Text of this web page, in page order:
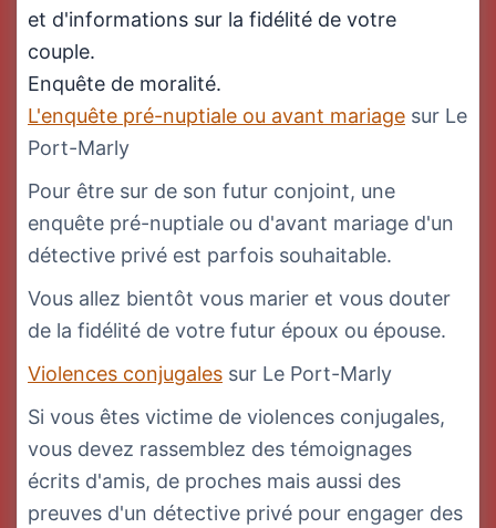
et d'informations sur la fidélité de votre
couple.
Enquête de moralité.
L'enquête pré-nuptiale ou avant mariage sur Le
Port-Marly
Pour être sur de son futur conjoint, une
enquête pré-nuptiale ou d'avant mariage d'un
détective privé est parfois souhaitable.
Vous allez bientôt vous marier et vous douter
de la fidélité de votre futur époux ou épouse.
Violences conjugales sur Le Port-Marly
Si vous êtes victime de violences conjugales,
vous devez rassemblez des témoignages
écrits d'amis, de proches mais aussi des
preuves d'un détective privé pour engager des